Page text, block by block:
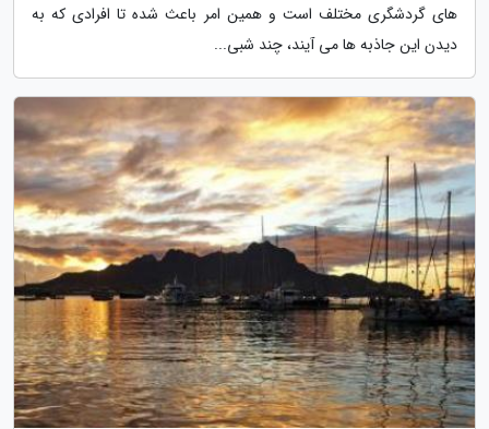
های گردشگری مختلف است و همین امر باعث شده تا افرادی که به
دیدن این جاذبه ها می آیند، چند شبی...